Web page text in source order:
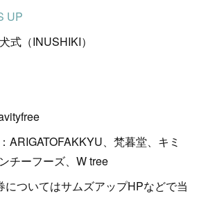
UP
式（INUSHIKI）
ARIGATOFAKKYU、梵暮堂、キミ
チーフーズ、W tree
についてはサムズアップHPなどで当